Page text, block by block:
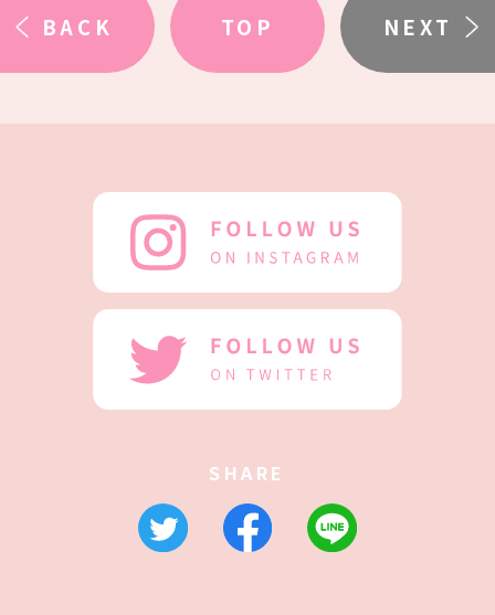
BACK TOP NEXT
SHARE